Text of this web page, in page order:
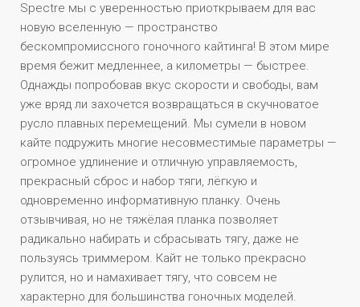
Spectre мы с уверенностью приоткрываем для вас
новую вселенную — пространство
бескомпромиссного гоночного кайтинга! В этом мире
время бежит медленнее, а километры — быстрее.
Однажды попробовав вкус скорости и свободы, вам
уже вряд ли захочется возвращаться в скучноватое
русло плавных перемещений. Мы сумели в новом
кайте подружить многие несовместимые параметры —
огромное удлинение и отличную управляемость,
прекрасный сброс и набор тяги, лёгкую и
одновременно информативную планку. Очень
отзывчивая, но не тяжёлая планка позволяет
радикально набирать и сбрасывать тягу, даже не
пользуясь триммером. Кайт не только прекрасно
рулится, но и намахивает тягу, что совсем не
характерно для большинства гоночных моделей.